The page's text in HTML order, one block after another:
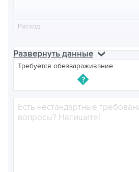
Расход
Требуется обеззараживание
Вывоз снега
Развернуть данные